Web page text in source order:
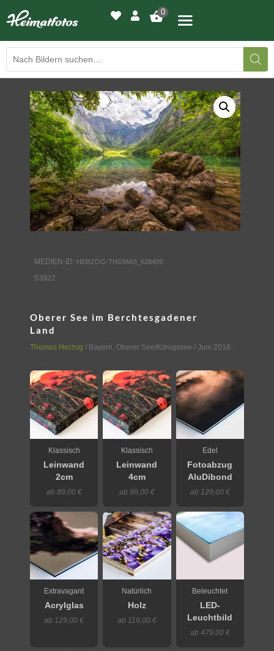
0
BILDERGALERIE
DRUCKQUALITÄTEN
LED-LEUCHTBILDER
WIR DRUCKEN IHR BILD
AUSSTELLUNGEN
KONTAKT
MEDIEN-ID: HERZOG-THOMAS_628409
53922
Oberer See im Berchtesgadener
Land
Thomas Herzog / Bayern, Oberer See/Königssee / Juni 2016
Klassisch
Leinwand
2cm
ab 89,00 €
Klassisch
Leinwand
4cm
ab 99,00 €
Edel
Fotoabzug
AluDibond
ab 129,00 €
Extravagant
Acrylglas
ab 129,00 €
Natürlich
Holz
ab 119,00 €
Beleuchtet
LED-
Leuchtbild
ab 479,00 €